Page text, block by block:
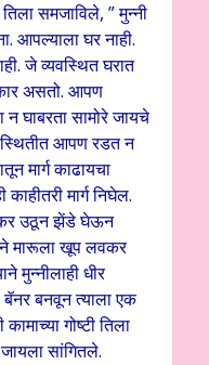
समजाविले, ” मुन्नी
आपल्याला घर नाही.
जे व्यवस्थित घरात
असतो. आपण
घाबरता सामोरे जायचे
आपण रडत न
मार्ग काढायचा
मार्ग निघेल.
उठून झेंडे घेऊन
मारूला खूप लवकर
मुन्नीलाही धीर
बॅनर बनवून त्याला एक
गोष्टी तिला
सांगितले.